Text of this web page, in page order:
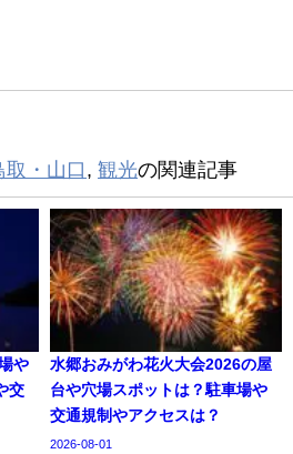
取・山口 , 観光の関連記事
や
交
水郷おみがわ花火大会2026の屋
台や穴場スポットは？駐車場や
交通規制やアクセスは？
2026-08-01